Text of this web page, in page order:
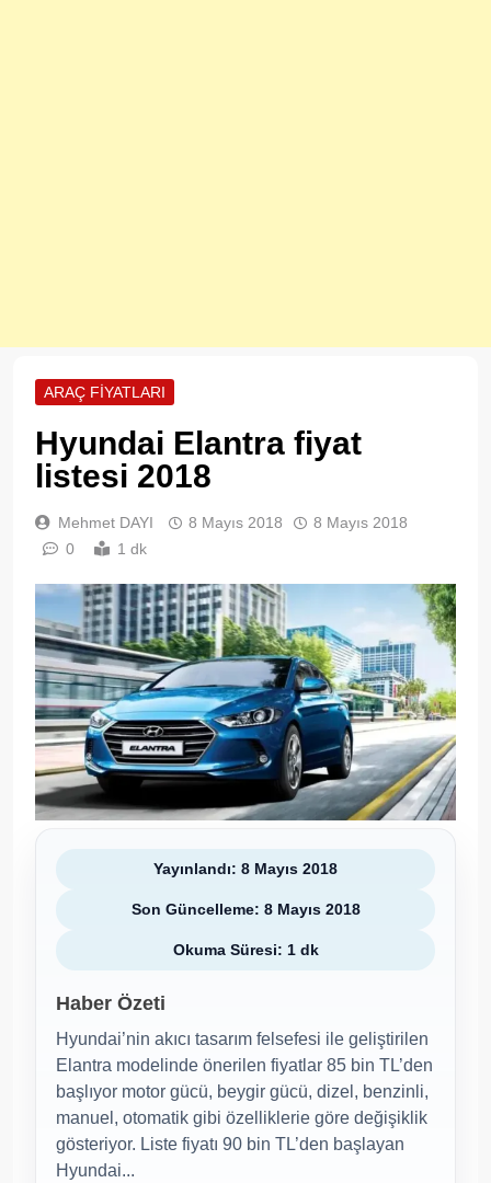
ARAÇ FIYATLARI
Hyundai Elantra fiyat
listesi 2018
Mehmet DAYI 8 Mayıs 2018
8 Mayıs 2018
0
1 dk
Yayınlandı: 8 Mayıs 2018
Son Güncelleme: 8 Mayıs 2018
Okuma Süresi: 1 dk
Haber Özeti
Hyundai’nin akıcı tasarım felsefesi ile geliştirilen
Elantra modelinde önerilen fiyatlar 85 bin TL’den
başlıyor motor gücü, beygir gücü, dizel, benzinli,
manuel, otomatik gibi özelliklerie göre değişiklik
gösteriyor. Liste fiyatı 90 bin TL’den başlayan
Hyundai...